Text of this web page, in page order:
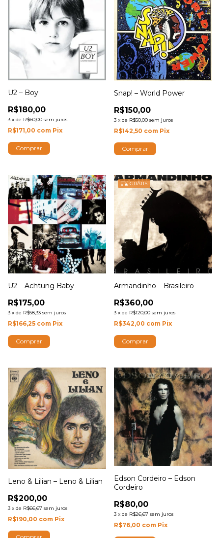
U2 – Boy
R$180,00
3 x de R$60,00 sem juros
R$171,00 com Pix
Snap! – World Power
R$150,00
3 x de R$50,00 sem juros
R$142,50 com Pix
U2 – Achtung Baby
R$175,00
3 x de R$58,33 sem juros
R$166,25 com Pix
GRÁTIS
Armandinho – Brasileiro
R$360,00
3 x de R$120,00 sem juros
R$342,00 com Pix
Leno & Lilian – Leno & Lilian
R$200,00
3 x de R$66,67 sem juros
R$190,00 com Pix
Edson Cordeiro – Edson
Cordeiro
R$80,00
3 x de R$26,67 sem juros
R$76,00 com Pix